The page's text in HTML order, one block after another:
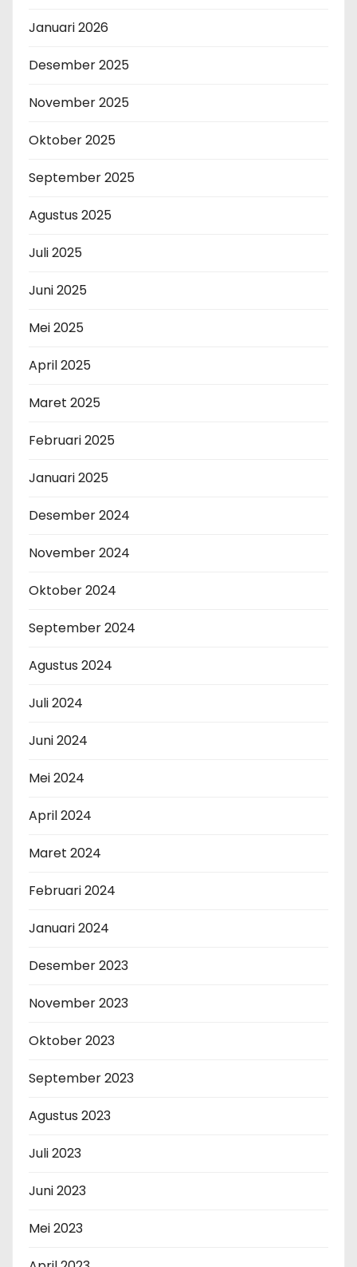
Januari 2026
Desember 2025
November 2025
Oktober 2025
September 2025
Agustus 2025
Juli 2025
Juni 2025
Mei 2025
April 2025
Maret 2025
Februari 2025
Januari 2025
Desember 2024
November 2024
Oktober 2024
September 2024
Agustus 2024
Juli 2024
Juni 2024
Mei 2024
April 2024
Maret 2024
Februari 2024
Januari 2024
Desember 2023
November 2023
Oktober 2023
September 2023
Agustus 2023
Juli 2023
Juni 2023
Mei 2023